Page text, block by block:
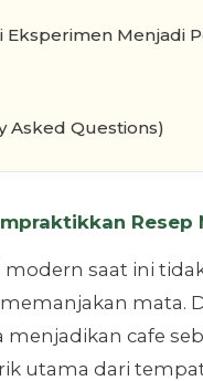
Eksperimen Menjadi
Asked Questions)
Resep
modern saat ini
mata.
menjadikan cafe
utama dari